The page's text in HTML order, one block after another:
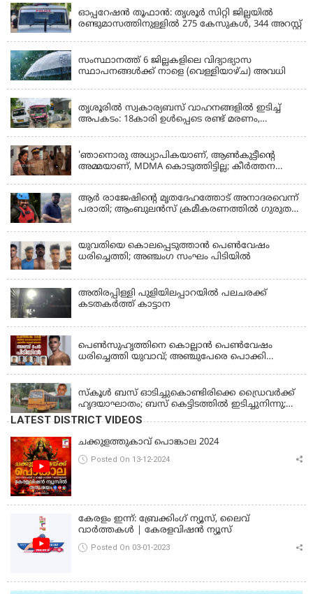
ഓപ്പറേഷൻ തൂഫാൻ: തൃശൂർ സിറ്റി ജില്ലയിൽ
രണ്ടുമാസത്തിനുള്ളിൽ 275 കേസുകൾ, 344 അറസ്റ്റ്
സംസ്ഥാനത്ത് 6 ജില്ലകളിലെ വിദ്യാഭ്യാസ
സ്ഥാപനങ്ങൾക്ക് നാളെ (വെള്ളിയാഴ്ച) അവധി
തൃശൂരിൽ സ്വകാര്യബസ് വാഹനങ്ങളില്‍ ഇടിച്ച്
അപകടം: 18കാരി ഉൾപ്പെടെ രണ്ട് മരണം,
'ഞാനൊരു അധ്യാപികയാണ്, ആണ്‍കുട്ടീന്റെ
അമ്മയാണ്‌, MDMA കൊടുത്തിട്ടില്ല; കീർത്തന
ആര്‍ രാജേഷിന്റെ മൃതദേഹത്തോട് അനാദരവെന്ന്
പരാതി; ആംബുലന്‍സ് ക്രമീകരണത്തില്‍ ഗുരുതര
ഫ്രീസര്‍ സംവിധാനം ഇല്ലാതെയെന്നും ആരോപണം
യുവതിയെ കൊലപ്പെടുത്താൻ പെൺവേഷം
ധരിച്ചെത്തി; അഞ്ചംഗ സംഘം പിടിയിൽ
അതിരപ്പിള്ളി പുളിയിലപ്പാറയിൽ പലചരക്ക്
കടതകർത്ത് കാട്ടാന
പെണ്‍സുഹൃത്തിനെ കൊല്ലാന്‍ പെണ്‍വേഷം
ധരിച്ചെത്തി യുവാവ്; അഞ്ചുപേരെ പൊക്കി
സ്കൂൾ ബസ് ഓടിച്ചുകൊണ്ടിരിക്കെ ഡ്രൈവർക്ക്
ഹൃദയാഘാതം; ബസ് കെട്ടിടത്തിൽ ഇടിച്ചുനിന്നു;
ഡ്രൈവർ മരിച്ചു, രണ്ട് കുട്ടികൾക്ക് പരിക്ക്
LATEST DISTRICT VIDEOS
ചക്കുളത്തുകാവ് പൊങ്കാല 2024
Posted On 13-12-2024
കേരളം ഇന്ന്: ബ്രേക്കിംഗ് ന്യൂസ്, ലൈവ്
വാർത്തകൾ | കേരളവിഷൻ ന്യൂസ്
Posted On 03-01-2023